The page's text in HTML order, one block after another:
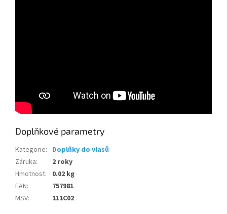
Doplňkové parametry
Kategorie: Doplňky do vlasů
Záruka:
2 roky
Hmotnost:
0.02 kg
EAN:
757981
MSV: 111C02